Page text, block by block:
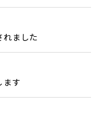
れました
ます